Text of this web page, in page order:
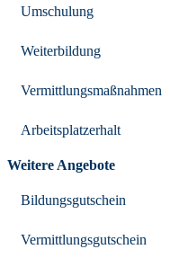
Umschulung
Weiterbildung
Vermittlungsmaßnahmen
Arbeitsplatzerhalt
Weitere Angebote
Bildungsgutschein
Vermittlungsgutschein